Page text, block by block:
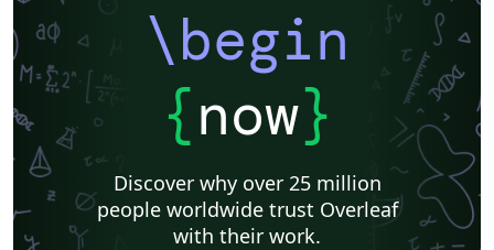
\begin
{now}
Discover why over 25 million
people worldwide trust Overleaf
with their work.